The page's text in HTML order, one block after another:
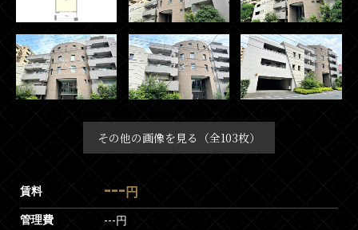
その他の画像を見る（全103枚）
賃料 --- 円
管理費 ---円